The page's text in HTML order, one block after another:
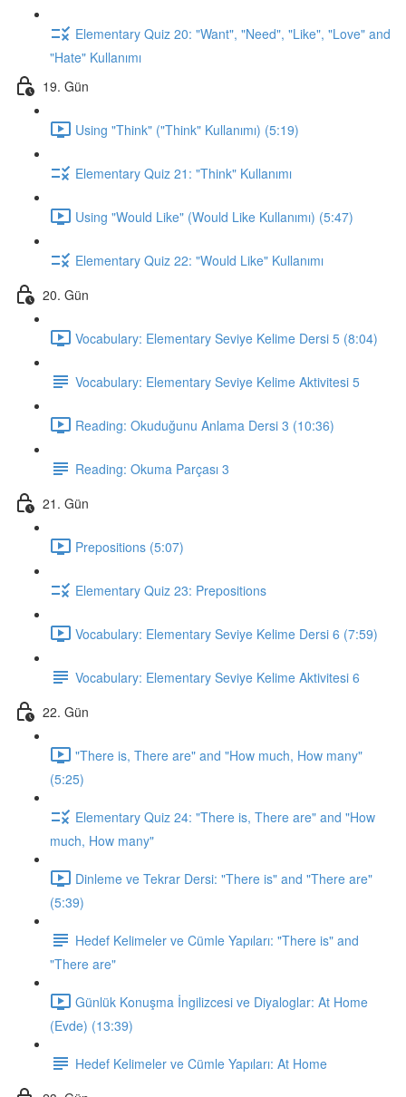
Elementary Quiz 20: "Want", "Need", "Like", "Love" and
"Hate" Kullanımı
19. Gün
Using "Think" ("Think" Kullanımı) (5:19)
Elementary Quiz 21: "Think" Kullanımı
Using "Would Like" (Would Like Kullanımı) (5:47)
Elementary Quiz 22: "Would Like" Kullanımı
20. Gün
Vocabulary: Elementary Seviye Kelime Dersi 5 (8:04)
Vocabulary: Elementary Seviye Kelime Aktivitesi 5
Reading: Okuduğunu Anlama Dersi 3 (10:36)
Reading: Okuma Parçası 3
21. Gün
Prepositions (5:07)
Elementary Quiz 23: Prepositions
Vocabulary: Elementary Seviye Kelime Dersi 6 (7:59)
Vocabulary: Elementary Seviye Kelime Aktivitesi 6
22. Gün
"There is, There are" and "How much, How many"
(5:25)
Elementary Quiz 24: "There is, There are" and "How
much, How many"
Dinleme ve Tekrar Dersi: "There is" and "There are"
(5:39)
Hedef Kelimeler ve Cümle Yapıları: "There is" and
"There are"
Günlük Konuşma İngilizcesi ve Diyaloglar: At Home
(Evde) (13:39)
Hedef Kelimeler ve Cümle Yapıları: At Home